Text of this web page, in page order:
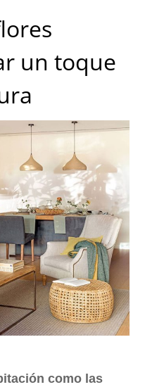
un toque
como las